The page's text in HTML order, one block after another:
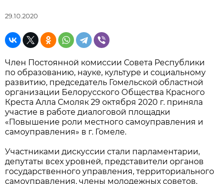
29.10.2020
Член Постоянной комиссии Совета Республики
по образованию, науке, культуре и социальному
развитию, председатель Гомельской областной
организации Белорусского Общества Красного
Креста Алла Смоляк 29 октября 2020 г. приняла
участие в работе диалоговой площадки
«Повышение роли местного самоуправления и
самоуправления» в г. Гомеле.
Участниками дискуссии стали парламентарии,
депутаты всех уровней, представители органов
государственного управления, территориального
самоуправления, члены молодежных советов,